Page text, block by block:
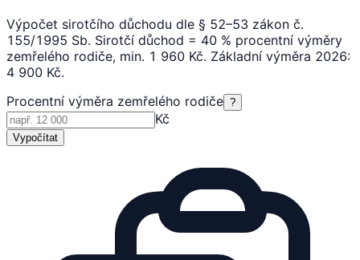
Výpočet sirotčího důchodu dle § 52–53 zákon č.
155/1995 Sb. Sirotčí důchod = 40 % procentní výměry
zemřelého rodiče, min. 1 960 Kč. Základní výměra 2026:
4 900 Kč.
Procentní výměra zemřelého rodiče ?
Kč
Vypočítat